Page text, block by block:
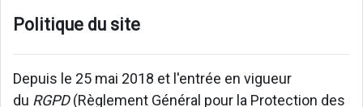
Politique du site
Depuis le 25 mai 2018 et l'entrée en vigueur
du RGPD(Règlement Général pour la Protection des